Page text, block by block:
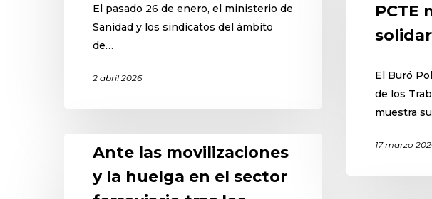
El pasado 26 de enero, el ministerio de
Sanidad y los sindicatos del ámbito
de…
2 abril 2026
PCTE
El Buró
de los
muestra
17 marzo
Ante las movilizaciones
y la huelga en el sector